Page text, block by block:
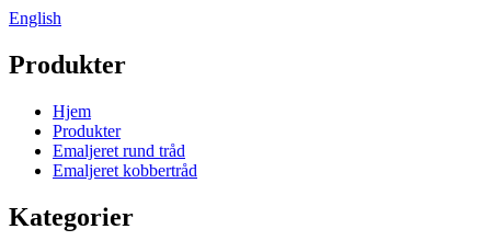
English
Produkter
Hjem
Produkter
Emaljeret rund tråd
Emaljeret kobbertråd
Kategorier